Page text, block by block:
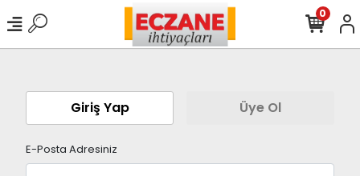
0
Giriş Yap Üye Ol
E-Posta Adresiniz